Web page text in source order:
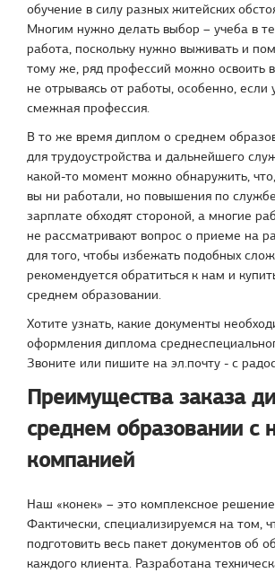
обучение в силу разных житейских
Многим нужно делать выбор – учеба в
работа, поскольку нужно выживать и
тому же, ряд профессий можно освоить
не отрываясь от работы, особенно, если
смежная профессия.
В то же время диплом о среднем
для трудоустройства и дальнейшего
какой-то момент можно обнаружить,
вы ни работали, но повышения по
зарплате обходят стороной, а многие
не рассматривают вопрос о приеме на
для того, чтобы избежать подобных
рекомендуется обратиться к нам и
среднем образовании.
Хотите узнать, какие документы
оформления диплома
Звоните или пишите на эл.почту - с
Преимущества заказа
среднем образовании с
компанией
Наш «конек» – это комплексное
Фактически, специализируемся на том,
подготовить весь пакет документов об
каждого клиента. Разработана